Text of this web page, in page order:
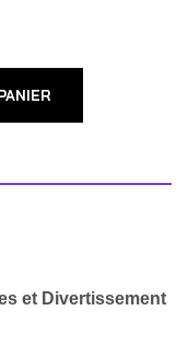
et Divertissement